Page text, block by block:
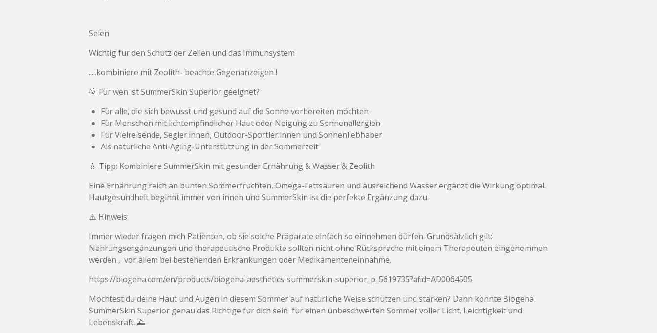
Selen
Wichtig für den Schutz der Zellen und das Immunsystem
.....kombiniere mit Zeolith- beachte Gegenanzeigen !
🌞 Für wen ist SummerSkin Superior geeignet?
Für alle, die sich bewusst und gesund auf die Sonne vorbereiten möchten
Für Menschen mit lichtempfindlicher Haut oder Neigung zu Sonnenallergien
Für Vielreisende, Segler:innen, Outdoor-Sportler:innen und Sonnenliebhaber
Als natürliche Anti-Aging-Unterstützung in der Sommerzeit
💧 Tipp: Kombiniere SummerSkin mit gesunder Ernährung & Wasser & Zeolith
Eine Ernährung reich an bunten Sommerfrüchten, Omega-Fettsäuren und ausreichend Wasser ergänzt die Wirkung optimal.
Hautgesundheit beginnt immer von innen und SummerSkin ist die perfekte Ergänzung dazu.
⚠️ Hinweis:
Immer wieder fragen mich Patienten, ob sie solche Präparate einfach so einnehmen dürfen. Grundsätzlich gilt:
Nahrungsergänzungen und therapeutische Produkte sollten nicht ohne Rücksprache mit einem Therapeuten eingenommen
werden , vor allem bei bestehenden Erkrankungen oder Medikamenteneinnahme.
https://biogena.com/en/products/biogena-aesthetics-summerskin-superior_p_5619735?afid=AD0064505
Möchtest du deine Haut und Augen in diesem Sommer auf natürliche Weise schützen und stärken? Dann könnte Biogena
SummerSkin Superior genau das Richtige für dich sein für einen unbeschwerten Sommer voller Licht, Leichtigkeit und
Lebenskraft. 🌅